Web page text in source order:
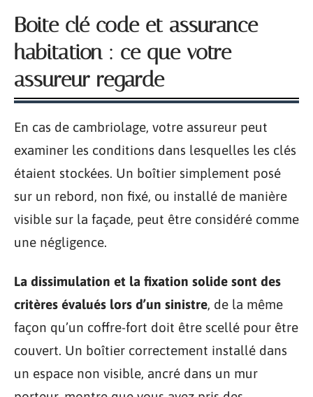
Boite clé code et assurance
habitation : ce que votre
assureur regarde
En cas de cambriolage, votre assureur peut
examiner les conditions dans lesquelles les clés
étaient stockées. Un boîtier simplement posé
sur un rebord, non fixé, ou installé de manière
visible sur la façade, peut être considéré comme
une négligence.
La dissimulation et la fixation solide sont des
critères évalués lors d’un sinistre, de la même
façon qu’un coffre-fort doit être scellé pour être
couvert. Un boîtier correctement installé dans
un espace non visible, ancré dans un mur